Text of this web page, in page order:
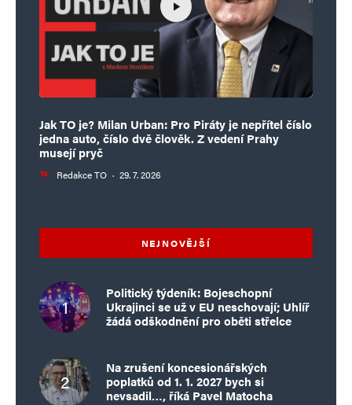
Jak TO je? Milan Urban: Pro Piráty je nepřítel číslo
jedna auto, číslo dvě člověk. Z vedení Prahy
musejí pryč
Redakce TO · 29. 7. 2026
NEJNOVĚJŠÍ
Politický týdeník: Bojeschopní
Ukrajinci se už v EU neschovají; Uhlíř
žádá odškodnění pro oběti střelce
Na zrušení koncesionářských
poplatků od 1. 1. 2027 bych si
nevsadil…, říká Pavel Matocha